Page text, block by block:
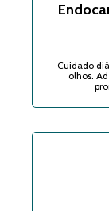
Cuidado
olhos.